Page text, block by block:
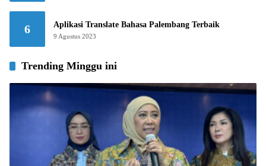
6 Aplikasi Translate Bahasa Palembang Terbaik
9 Agustus 2023
Trending Minggu ini